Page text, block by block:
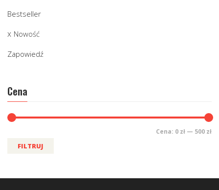
Bestseller
Nowość
Zapowiedź
Cena
FILTRUJ
Cena: 0 zł — 500 zł